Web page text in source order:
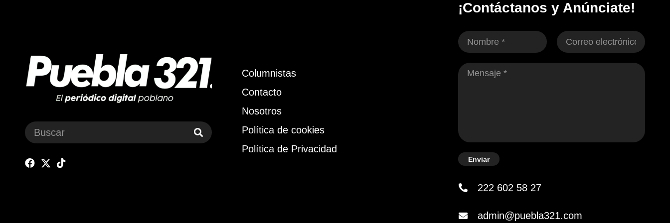
Columnistas
Contacto
Nosotros
Política de cookies
Política de Privacidad
¡Contáctanos y Anúnciate!
Enviar
222 602 58 27
admin@puebla321.com